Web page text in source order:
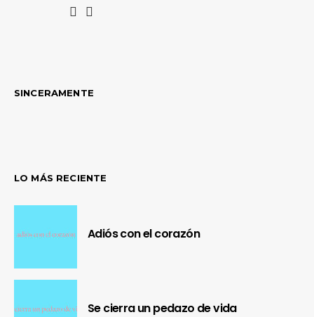
SINCERAMENTE
LO MÁS RECIENTE
Adiós con el corazón
Se cierra un pedazo de vida